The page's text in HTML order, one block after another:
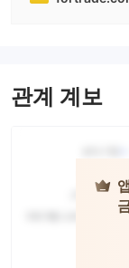
관계 계보